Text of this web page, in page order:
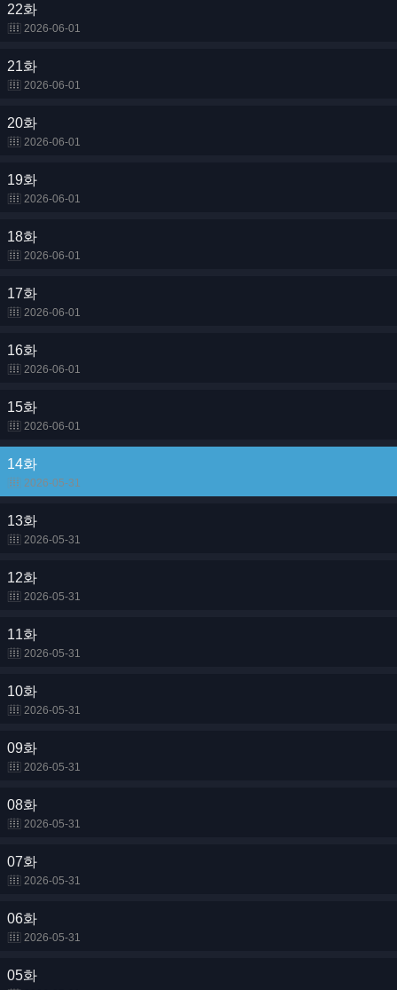
22화
2026-06-01
21화
2026-06-01
20화
2026-06-01
19화
2026-06-01
18화
2026-06-01
17화
2026-06-01
16화
2026-06-01
15화
2026-06-01
14화
2026-05-31
13화
2026-05-31
12화
2026-05-31
11화
2026-05-31
10화
2026-05-31
09화
2026-05-31
08화
2026-05-31
07화
2026-05-31
06화
2026-05-31
05화